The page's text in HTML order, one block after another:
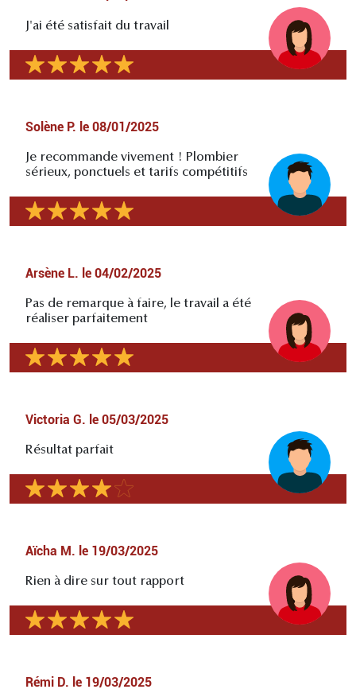
J'ai été satisfait du travail
Solène P. le 08/01/2025
Je recommande vivement ! Plombier
sérieux, ponctuels et tarifs compétitifs
Arsène L. le 04/02/2025
Pas de remarque à faire, le travail a été
réaliser parfaitement
Victoria G. le 05/03/2025
Résultat parfait
Aïcha M. le 19/03/2025
Rien à dire sur tout rapport
Rémi D. le 19/03/2025